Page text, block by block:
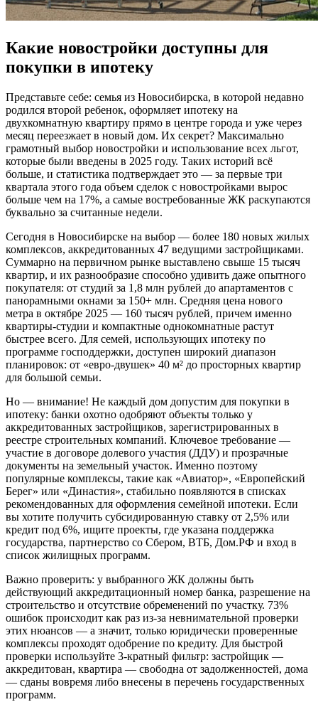
Какие новостройки доступны для
покупки в ипотеку
Представьте себе: семья из Новосибирска, в которой недавно
родился второй ребенок, оформляет ипотеку на
двухкомнатную квартиру прямо в центре города и уже через
месяц переезжает в новый дом. Их секрет? Максимально
грамотный выбор новостройки и использование всех льгот,
которые были введены в 2025 году. Таких историй всё
больше, и статистика подтверждает это — за первые три
квартала этого года объем сделок с новостройками вырос
больше чем на 17%, а самые востребованные ЖК раскупаются
буквально за считанные недели.
Сегодня в Новосибирске на выбор — более 180 новых жилых
комплексов, аккредитованных 47 ведущими застройщиками.
Суммарно на первичном рынке выставлено свыше 15 тысяч
квартир, и их разнообразие способно удивить даже опытного
покупателя: от студий за 1,8 млн рублей до апартаментов с
панорамными окнами за 150+ млн. Средняя цена нового
метра в октябре 2025 — 160 тысяч рублей, причем именно
квартиры-студии и компактные однокомнатные растут
быстрее всего. Для семей, использующих ипотеку по
программе господдержки, доступен широкий диапазон
планировок: от «евро-двушек» 40 м² до просторных квартир
для большой семьи.
Но — внимание! Не каждый дом допустим для покупки в
ипотеку: банки охотно одобряют объекты только у
аккредитованных застройщиков, зарегистрированных в
реестре строительных компаний. Ключевое требование —
участие в договоре долевого участия (ДДУ) и прозрачные
документы на земельный участок. Именно поэтому
популярные комплексы, такие как «Авиатор», «Европейский
Берег» или «Династия», стабильно появляются в списках
рекомендованных для оформления семейной ипотеки. Если
вы хотите получить субсидированную ставку от 2,5% или
кредит под 6%, ищите проекты, где указана поддержка
государства, партнерство со Сбером, ВТБ, Дом.РФ и вход в
список жилищных программ.
Важно проверить: у выбранного ЖК должны быть
действующий аккредитационный номер банка, разрешение на
строительство и отсутствие обременений по участку. 73%
ошибок происходит как раз из-за невнимательной проверки
этих нюансов — а значит, только юридически проверенные
комплексы проходят одобрение по кредиту. Для быстрой
проверки используйте 3-кратный фильтр: застройщик —
аккредитован, квартира — свободна от задолженностей, дома
— сданы вовремя либо внесены в перечень государственных
программ.